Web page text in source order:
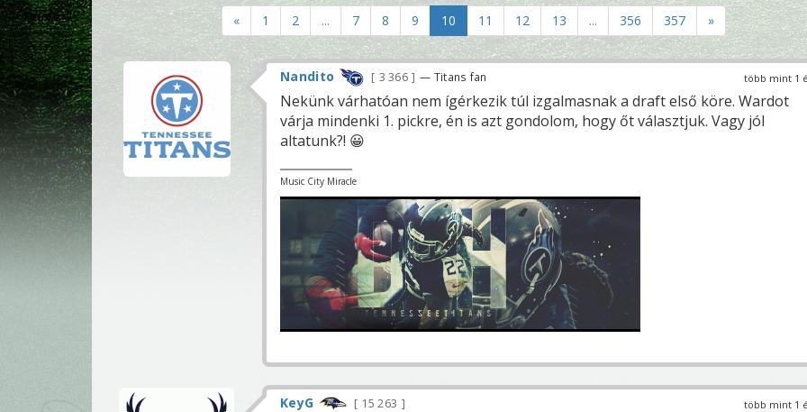
« 1 2 ... 7 8 9 10 11 12 13 ... 356 357 »
több mint 1
Nandito 3 366 — Titans fan
Nekünk várhatóan nem ígérkezik túl izgalmasnak a draft első köre. Wardot
várja mindenki 1. pickre, én is azt gondolom, hogy őt választjuk. Vagy jól
altatunk?! 😀
Music City Miracle
több mint 1
KeyG 15 263